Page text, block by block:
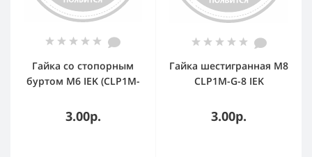
Гайка со стопорным
буртом М6 IEK (CLP1M-
3.00р.
Гайка шестигранная М8
CLP1M-G-8 IEK
3.00р.